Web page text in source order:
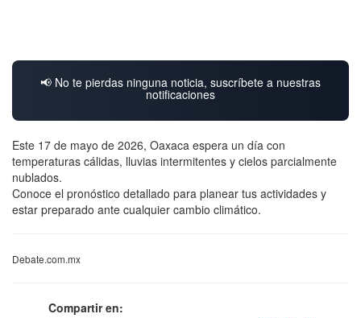
📢 No te pierdas ninguna noticia, suscríbete a nuestras
notificaciones
Este 17 de mayo de 2026, Oaxaca espera un día con
temperaturas cálidas, lluvias intermitentes y cielos parcialmente
nublados.
Conoce el pronóstico detallado para planear tus actividades y
estar preparado ante cualquier cambio climático.
Debate.com.mx
Compartir en: